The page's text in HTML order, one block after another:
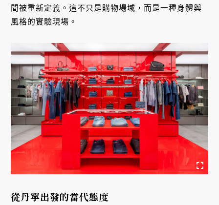
間被重新定義。這不只是購物場域，而是一種身體與
風格的實驗現場。
從丹寧出發的當代態度